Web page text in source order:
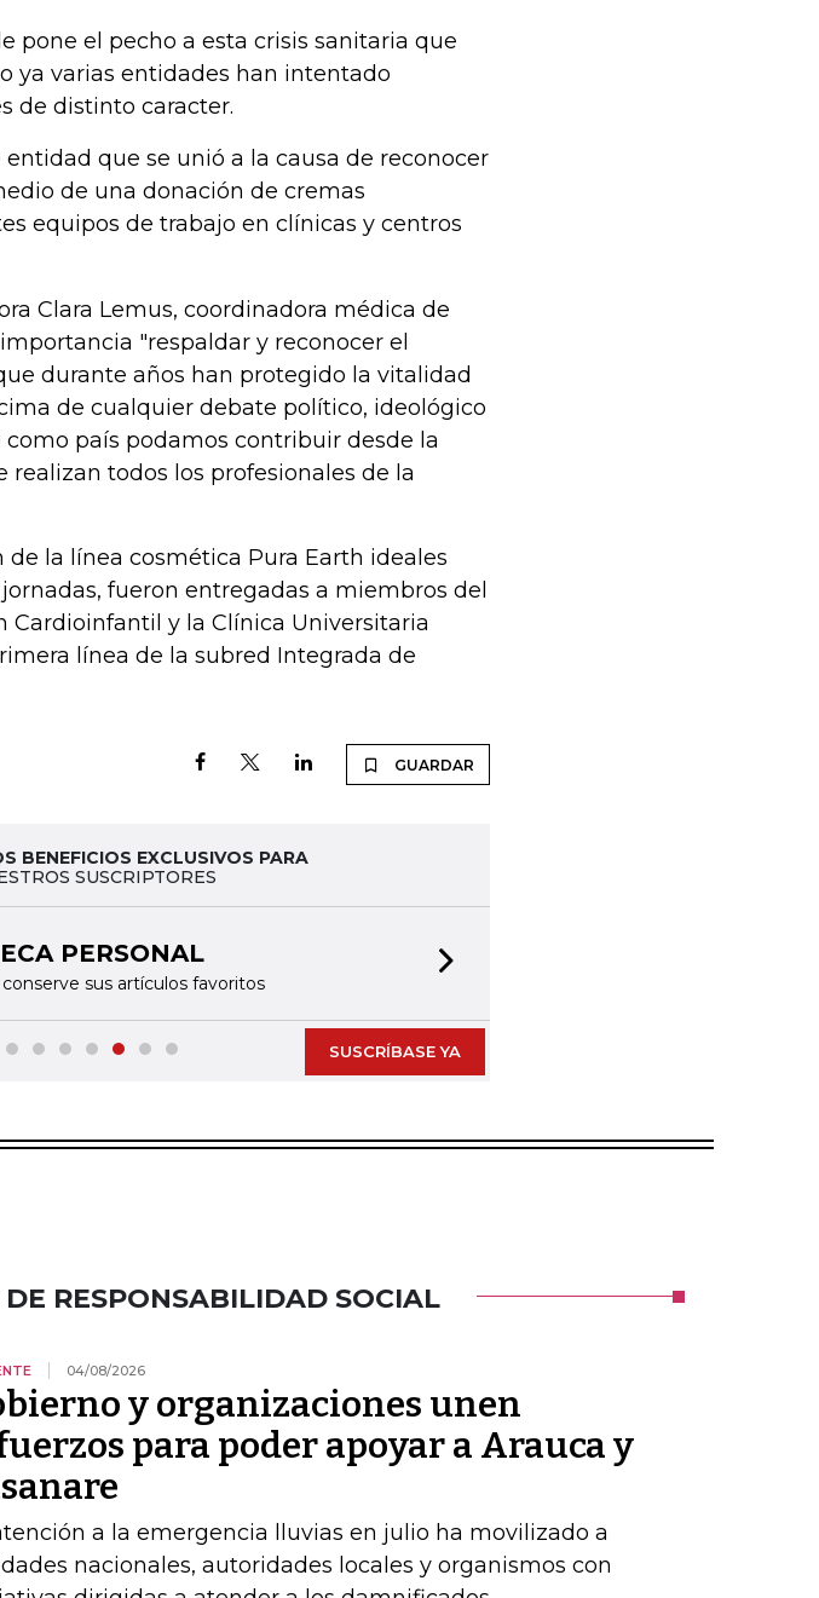
pone el pecho a esta crisis sanitaria que
ya varias entidades han intentado
de distinto caracter.
que se unió a la causa de reconocer
de una donación de cremas
equipos de trabajo en clínicas y centros
Clara Lemus, coordinadora médica de
"respaldar y reconocer el
durante años han protegido la vitalidad
de cualquier debate político, ideológico
como país podamos contribuir desde la
realizan todos los profesionales de la
de la línea cosmética Pura Earth ideales
fueron entregadas a miembros del
Cardioinfantil y la Clínica Universitaria
línea de la subred Integrada de
GUARDAR
BENEFICIOS EXCLUSIVOS PARA
SUSCRIPTORES
PERSONAL
sus artículos favoritos
SUSCRÍBASE YA
DE RESPONSABILIDAD SOCIAL
04/08/2026
y organizaciones unen
para poder apoyar a Arauca y
a la emergencia lluvias en julio ha movilizado a
nacionales, autoridades locales y organismos con